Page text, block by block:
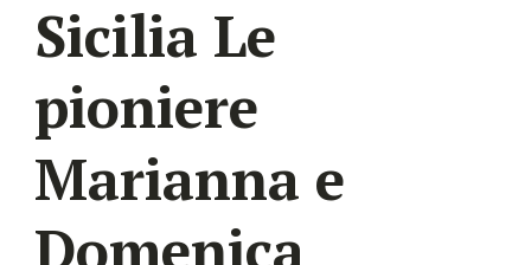
Sicilia Le
pioniere
Marianna e
Domenica